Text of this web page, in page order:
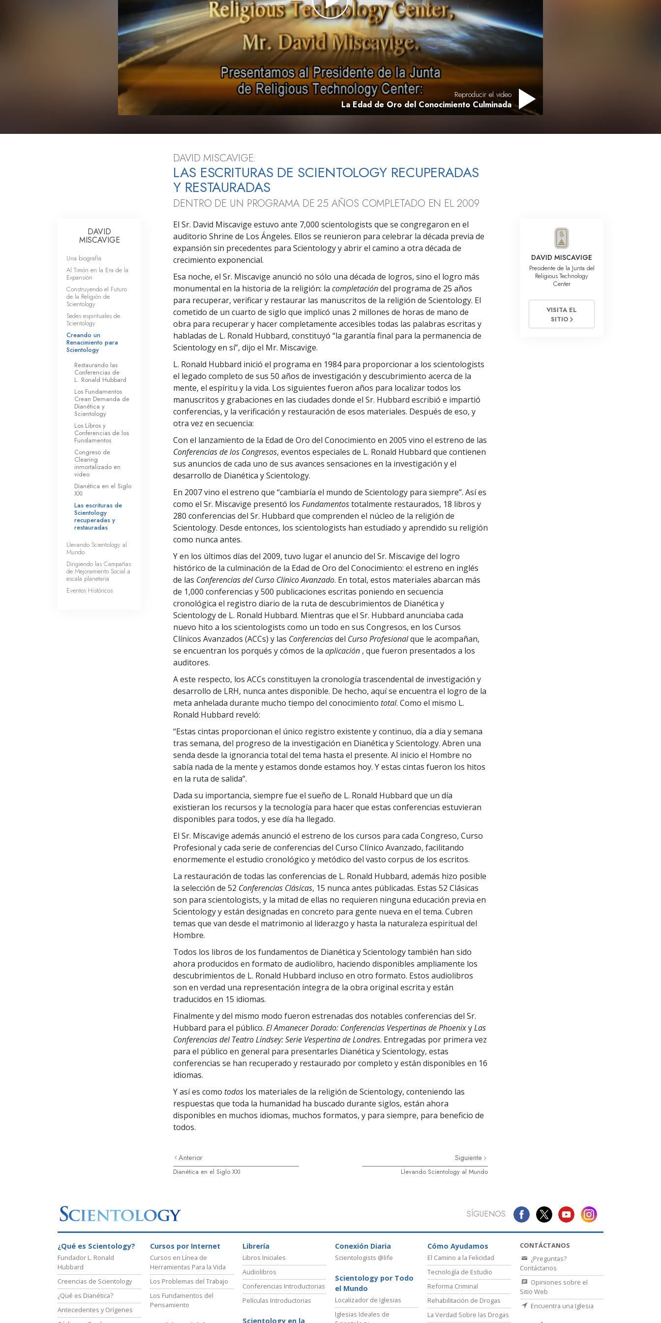
Amor y Odio: ¿Qué es Grandeza?
Respuestas a las Drogas
Los Niños
Herramientas para el Entorno Laboral
La Ética y las
La Causa de la Supresión
Investigaciones
Los Fundamentos de la Organización
Reproducir el video
La Edad de Oro del Conocimiento Culminada
DAVID MISCAVIGE:
LAS ESCRITURAS DE SCIENTOLOGY RECUPERADAS
Y RESTAURADAS
DENTRO DE UN PROGRAMA DE 25 AÑOS COMPLETADO EN EL 2009
El Sr. David Miscavige estuvo ante 7,000 scientologists que se congregaron en el
auditorio Shrine de Los Ángeles. Ellos se reunieron para celebrar la década previa de
expansión sin precedentes para Scientology y abrir el camino a otra década de
crecimiento exponencial.
Esa noche, el Sr. Miscavige anunció no sólo una década de logros, sino el logro más
monumental en la historia de la religión: la completacióndel programa de 25 años
para recuperar, verificar y restaurar las manuscritos de la religión de Scientology. El
cometido de un cuarto de siglo que implicó unas 2 millones de horas de mano de
obra para recuperar y hacer completamente accesibles todas las palabras escritas y
habladas de L. Ronald Hubbard, constituyó “la garantía final para la permanencia de
Scientology en sí”, dijo el Mr. Miscavige.
L. Ronald Hubbard inició el programa en 1984 para proporcionar a los scientologists
el legado completo de sus 50 años de investigación y descubrimiento acerca de la
mente, el espíritu y la vida. Los siguientes fueron años para localizar todos los
manuscritos y grabaciones en las ciudades donde el Sr. Hubbard escribió e impartió
conferencias, y la verificación y restauración de esos materiales. Después de eso, y
otra vez en secuencia:
Con el lanzamiento de la Edad de Oro del Conocimiento en 2005 vino el estreno de las
Conferencias de los Congresos, eventos especiales de L. Ronald Hubbard que contienen
sus anuncios de cada uno de sus avances sensaciones en la investigación y el
desarrollo de Dianética y Scientology.
En 2007 vino el estreno que “cambiaría el mundo de Scientology para siempre”. Así es
como el Sr. Miscavige presentó los Fundamentostotalmente restaurados, 18 libros y
280 conferencias del Sr. Hubbard que comprenden el núcleo de la religión de
Scientology. Desde entonces, los scientologists han estudiado y aprendido su religión
como nunca antes.
Y en los últimos días del 2009, tuvo lugar el anuncio del Sr. Miscavige del logro
histórico de la culminación de la Edad de Oro del Conocimiento: el estreno en inglés
de las Conferencias del Curso Clínico Avanzado. En total, estos materiales abarcan más
de 1,000 conferencias y 500 publicaciones escritas poniendo en secuencia
cronológica el registro diario de la ruta de descubrimientos de Dianética y
Scientology de L. Ronald Hubbard. Mientras que el Sr. Hubbard anunciaba cada
nuevo hito a los scientologists como un todo en sus Congresos, en los Cursos
Clínicos Avanzados (ACCs) y las Conferenciasdel Curso Profesionalque le acompañan,
se encuentran los porqués y cómos de la aplicación , que fueron presentados a los
auditores.
A este respecto, los ACCs constituyen la cronología trascendental de investigación y
desarrollo de LRH, nunca antes disponible. De hecho, aquí se encuentra el logro de la
meta anhelada durante mucho tiempo del conocimiento total. Como el mismo L.
Ronald Hubbard reveló:
“Estas cintas proporcionan el único registro existente y continuo, día a día y semana
tras semana, del progreso de la investigación en Dianética y Scientology. Abren una
senda desde la ignorancia total del tema hasta el presente. Al inicio el Hombre no
sabía nada de la mente y estamos donde estamos hoy. Y estas cintas fueron los hitos
en la ruta de salida”.
Dada su importancia, siempre fue el sueño de L. Ronald Hubbard que un día
existieran los recursos y la tecnología para hacer que estas conferencias estuvieran
disponibles para todos, y ese día ha llegado.
El Sr. Miscavige además anunció el estreno de los cursos para cada Congreso, Curso
Profesional y cada serie de conferencias del Curso Clínico Avanzado, facilitando
enormemente el estudio cronológico y metódico del vasto corpus de los escritos.
La restauración de todas las conferencias de L. Ronald Hubbard, además hizo posible
la selección de 52 Conferencias Clásicas, 15 nunca antes públicadas. Estas 52 Clásicas
son para scientologists, y la mitad de ellas no requieren ninguna educación previa en
Scientology y están designadas en concreto para gente nueva en el tema. Cubren
temas que van desde el matrimonio al liderazgo y hasta la naturaleza espiritual del
Hombre.
Todos los libros de los fundamentos de Dianética y Scientology también han sido
ahora producidos en formato de audiolibro, haciendo disponibles ampliamente los
descubrimientos de L. Ronald Hubbard incluso en otro formato. Estos audiolibros
son en verdad una representación íntegra de la obra original escrita y están
traducidos en 15 idiomas.
Finalmente y del mismo modo fueron estrenadas dos notables conferencias del Sr.
Hubbard para el público. El Amanecer Dorado: Conferencias Vespertinas de PhoenixyLas
Conferencias del Teatro Lindsey: Serie Vespertina de Londres. Entregadas por primera vez
para el público en general para presentarles Dianética y Scientology, estas
conferencias se han recuperado y restaurado por completo y están disponibles en 16
idiomas.
Y así es como todos los materiales de la religión de Scientology, conteniendo las
respuestas que toda la humanidad ha buscado durante siglos, están ahora
disponibles en muchos idiomas, muchos formatos, y para siempre, para beneficio de
todos.
Anterior
Dianética en el Siglo XXI
Siguiente
Llevando Scientology al Mundo
DAVID
MISCAVIGE
Una biografía
Al Timón en la Era de la
Expansión
Construyendo el Futuro
de la Religión de
Scientology
Sedes espirituales de
Scientology
Creando un
Renacimiento para
Scientology
Restaurando las
Conferencias de
L. Ronald Hubbard
Los Fundamentos
Crean Demanda de
Dianética y
Scientology
Los Libros y
Conferencias de los
Fundamentos
Congreso de
Clearing
inmortalizado en
video
Dianética en el Siglo
XXI
Las escrituras de
Scientology
recuperadas y
restauradas
Llevando Scientology al
Mundo
Dirigiendo las Campañas
de Mejoramiento Social a
escala planetaria
Eventos Históricos
DAVID MISCAVIGE
Presidente de la Junta del
Religious Technology
Center
VISITA EL
SITIO
SÍGUENOS
¿Qué es Scientology?
Fundador L. Ronald
Hubbard
Creencias de Scientology
¿Qué es Dianética?
Antecedentes y Orígenes
Cursos por Internet
Cursos en Línea de
Herramientas Para la Vida
Los Problemas del Trabajo
Los Fundamentos del
Pensamiento
Librería
Libros Iniciales
Audiolibros
Conferencias Introductorias
Películas Introductorias
Scientology en la
Conexión Diaria
Scientologists @life
Scientology por Todo
el Mundo
Localizador de Iglesias
Iglesias Ideales de
Cómo Ayudamos
El Camino a la Felicidad
Tecnología de Estudio
Reforma Criminal
Rehabilitación de Drogas
La Verdad Sobre las Drogas
CONTÁCTANOS
¿Preguntas?
Contáctanos
Opiniones sobre el
Sitio Web
Encuentra una Iglesia